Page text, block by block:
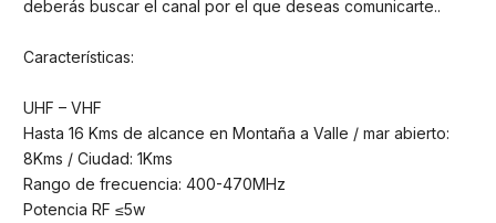
deberás buscar el canal por el que deseas comunicarte..
Características:
UHF – VHF
Hasta 16 Kms de alcance en Montaña a Valle / mar abierto:
8Kms / Ciudad: 1Kms
Rango de frecuencia: 400-470MHz
Potencia RF ≤5w